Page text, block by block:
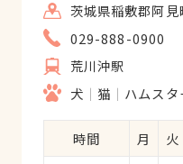
茨城県稲敷郡阿
029-888-0900
荒川沖駅
犬
猫 ハムスタ
時間 月 火